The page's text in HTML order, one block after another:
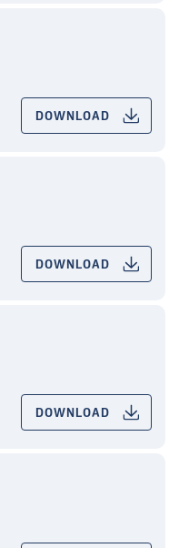
DOWNLOAD
DOWNLOAD
DOWNLOAD